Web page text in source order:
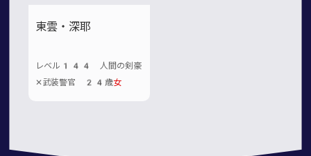
東雲・深耶
レベル144 人間の剣豪
✕武装警官 24歳女